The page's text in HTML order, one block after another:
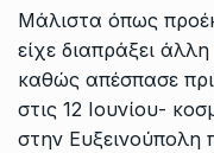
Μάλιστα όπως
είχε διαπράξει
καθώς απέσπασε
στις 12 Ιουνίου-
στην Ευξεινούπολη